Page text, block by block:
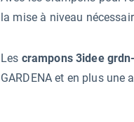
la mise à niveau
Les crampons 3idee
GARDENA et en plus